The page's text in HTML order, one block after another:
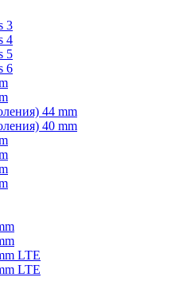
3
4
5
6
44 mm
40 mm
LTE
LTE